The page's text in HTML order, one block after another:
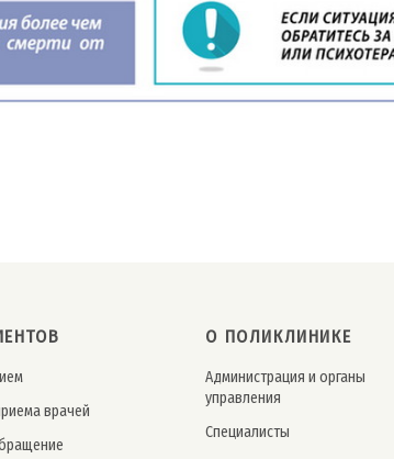
врачей
О ПОЛИКЛИНИКЕ
Администрация и органы
управления
Специалисты